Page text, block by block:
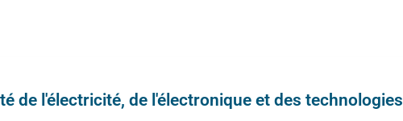
de l'électricité, de l'électronique et des technologies